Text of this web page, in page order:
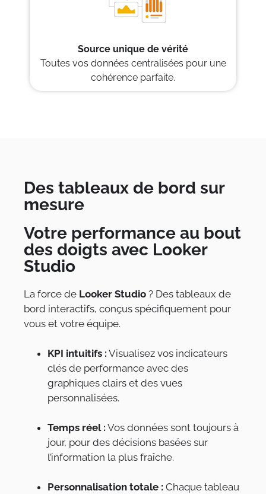
Source unique de vérité
Toutes vos données centralisées pour une
cohérence parfaite.
Des tableaux de bord sur
mesure
Votre performance au bout
des doigts avec Looker
Studio
La force de Looker Studio ? Des tableaux de
bord interactifs, conçus spécifiquement pour
vous et votre équipe.
KPI intuitifs : Visualisez vos indicateurs
clés de performance avec des
graphiques clairs et des vues
personnalisées.
Temps réel : Vos données sont toujours à
jour, pour des décisions basées sur
l’information la plus fraîche.
Personnalisation totale : Chaque tableau